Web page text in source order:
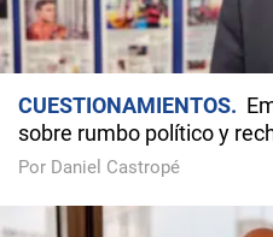
CUESTIONAMIENTOS
sobre rumbo político y
Por Daniel Castropé